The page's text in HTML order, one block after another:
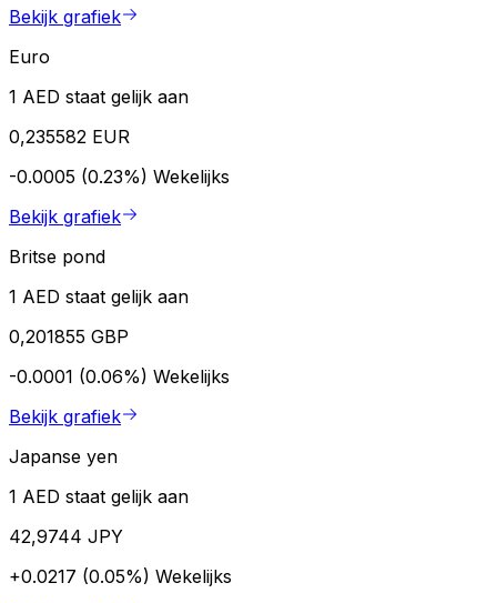
Bekijk grafiek
Euro
1 AED staat gelijk aan
0,235582 EUR
-0.0005 (0.23%) Wekelijks
Bekijk grafiek
Britse pond
1 AED staat gelijk aan
0,201855 GBP
-0.0001 (0.06%) Wekelijks
Bekijk grafiek
Japanse yen
1 AED staat gelijk aan
42,9744 JPY
+0.0217 (0.05%) Wekelijks